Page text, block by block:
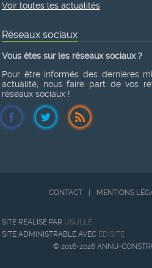
Voir toutes les actualités
Réseaux sociaux
Vous êtes sur les réseaux sociaux ?
Pour être informés des dernières
actualité, nous faire part de vos
réseaux sociaux !
CONTACT MENTIONS
SITE RÉALISÉ PAR USULLE
SITE ADMINISTRABLE AVEC EDISITE
© 2016-2026 ANNU-